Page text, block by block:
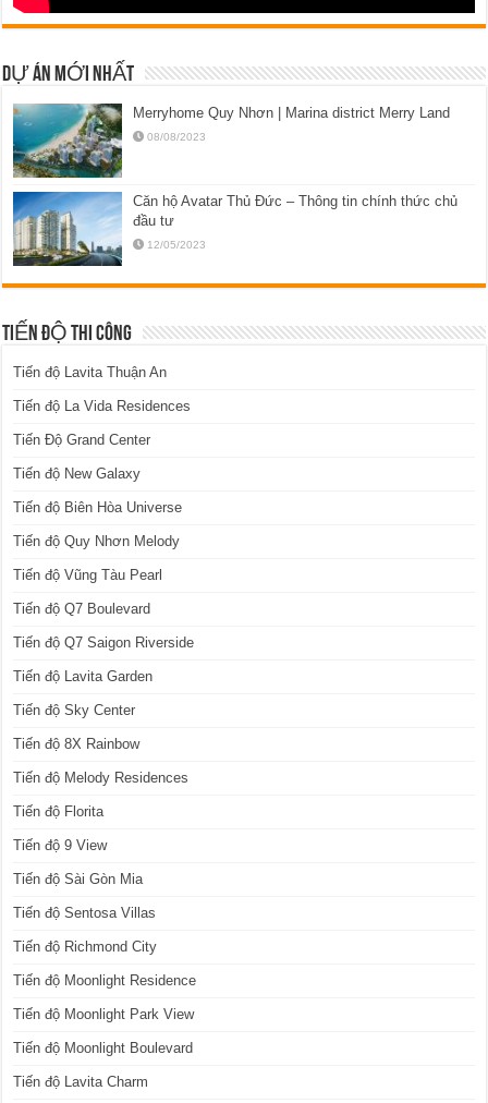
DỰ ÁN MỚI NHẤT
Merryhome Quy Nhơn | Marina district Merry Land
08/08/2023
Căn hộ Avatar Thủ Đức – Thông tin chính thức chủ
đầu tư
12/05/2023
TIẾN ĐỘ THI CÔNG
Tiến độ Lavita Thuận An
Tiến độ La Vida Residences
Tiến Độ Grand Center
Tiến độ New Galaxy
Tiến độ Biên Hòa Universe
Tiến độ Quy Nhơn Melody
Tiến độ Vũng Tàu Pearl
Tiến độ Q7 Boulevard
Tiến độ Q7 Saigon Riverside
Tiến độ Lavita Garden
Tiến độ Sky Center
Tiến độ 8X Rainbow
Tiến độ Melody Residences
Tiến độ Florita
Tiến độ 9 View
Tiến độ Sài Gòn Mia
Tiến độ Sentosa Villas
Tiến độ Richmond City
Tiến độ Moonlight Residence
Tiến độ Moonlight Park View
Tiến độ Moonlight Boulevard
Tiến độ Lavita Charm